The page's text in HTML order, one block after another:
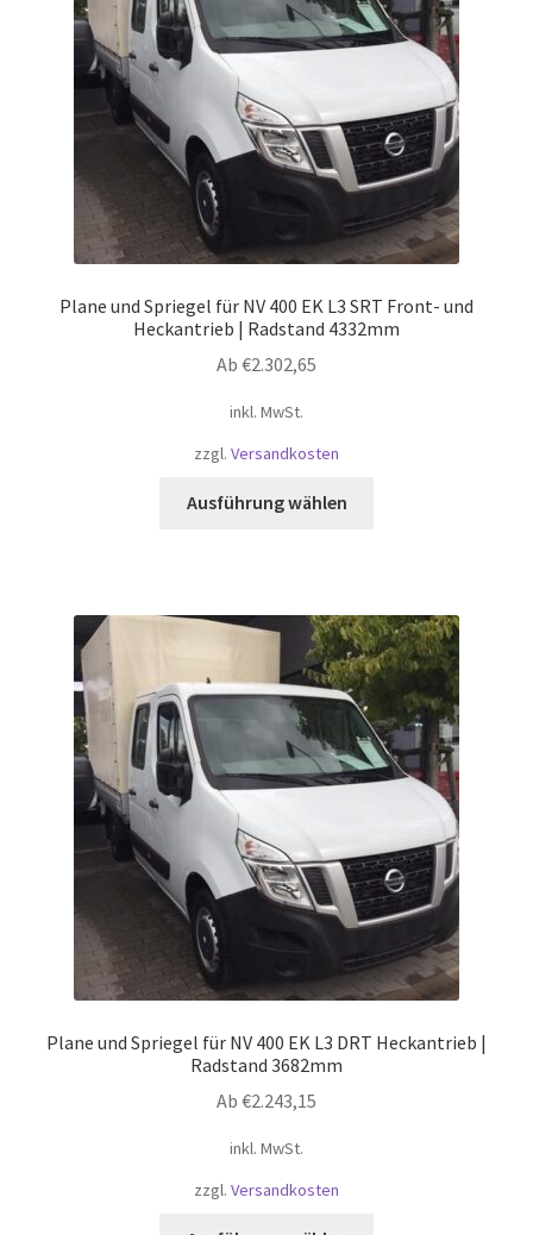
auf
der
Produktseite
gewählt
werden
Plane und Spriegel für NV 400 EK L3 SRT Front- und
Heckantrieb | Radstand 4332mm
Ab €2.302,65
inkl. MwSt.
zzgl. Versandkosten
Ausführung wählen
auf.
Die
Optionen
können
auf
der
Produktseite
gewählt
werden
Plane und Spriegel für NV 400 EK L3 DRT Heckantrieb |
Radstand 3682mm
Ab €2.243,15
inkl. MwSt.
zzgl. Versandkosten